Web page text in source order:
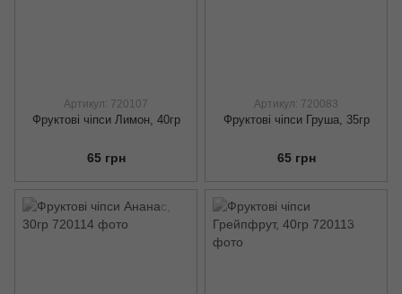
Артикул: 720107
Фруктові чіпси Лимон, 40гр
65 грн
Артикул: 720083
Фруктові чіпси Груша, 35гр
65 грн